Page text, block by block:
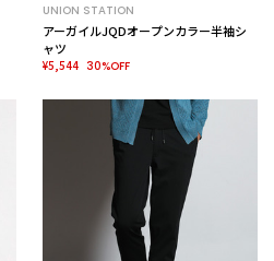
UNION STATION
アーガイルJQDオープンカラー半袖シ
ャツ
¥5,544 30%OFF